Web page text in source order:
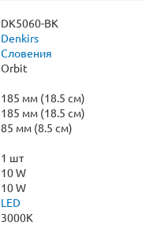
DK5060-BK
Denkirs
Словения
Orbit
185 мм (18.5 см)
185 мм (18.5 см)
85 мм (8.5 см)
1 шт
10 W
10 W
LED
3000K